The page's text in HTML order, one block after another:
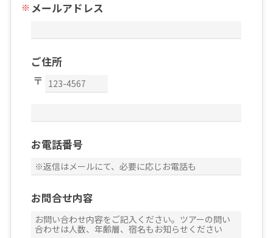
メールアドレス
ご住所
お電話番号
お問合せ内容